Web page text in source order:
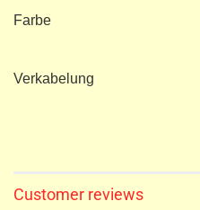
Farbe
Verkabelung
Customer reviews